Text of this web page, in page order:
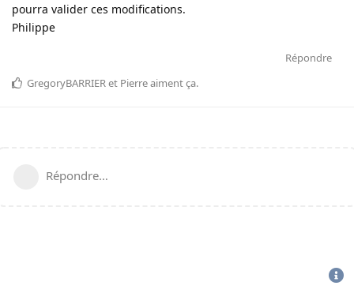
pourra valider ces modifications.
Philippe
Répondre
GregoryBARRIERet Pierreaiment ça.
Répondre…